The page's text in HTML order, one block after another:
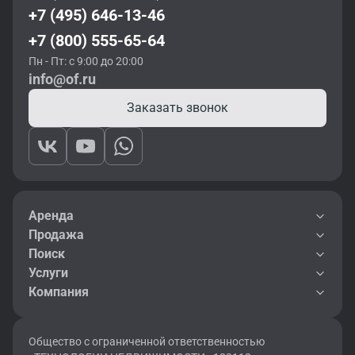
+7 (495) 646-13-46
+7 (800) 555-65-64
Пн - Пт: с 9:00 до 20:00
info@of.ru
Заказать звонок
Аренда
Продажа
Поиск
Услуги
Компания
Общество с ограниченной ответственностью